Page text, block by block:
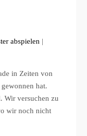
abspielen |
in Zeiten von
hat.
Wir versuchen zu
wir noch nicht